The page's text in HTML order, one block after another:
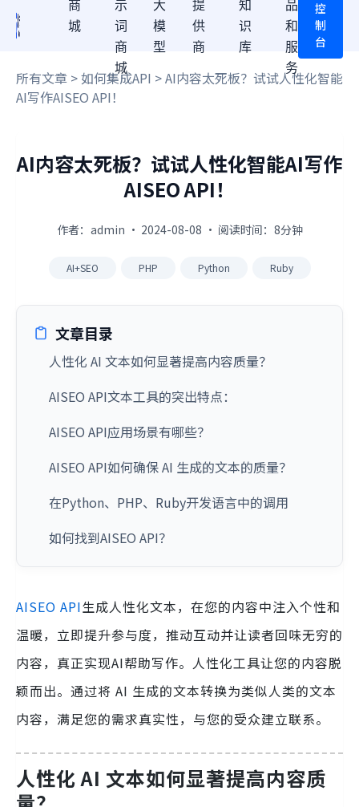
商
城
示
词
商
城
大
模
型
提
供
商
知
识
库
品
和
服
务
控
制
台
所有文章 >如何集成API > AI内容太死板？试试人性化智能
AI写作AISEO API！
AI内容太死板？试试人性化智能AI写作
AISEO API！
作者：admin · 2024-08-08 · 阅读时间：8分钟
AI+SEO PHP Python Ruby
文章目录
人性化 AI 文本如何显著提高内容质量？
AISEO API文本工具的突出特点：
AISEO API应用场景有哪些？
AISEO API如何确保 AI 生成的文本的质量？
在Python、PHP、Ruby开发语言中的调用
如何找到AISEO API？
AISEO API生成人性化文本，在您的内容中注入个性和
温暖，立即提升参与度，推动互动并让读者回味无穷的
内容，真正实现AI帮助写作。人性化工具让您的内容脱
颖而出。通过将 AI 生成的文本转换为类似人类的文本
内容，满足您的需求真实性，与您的受众建立联系。
人性化 AI 文本如何显著提高内容质